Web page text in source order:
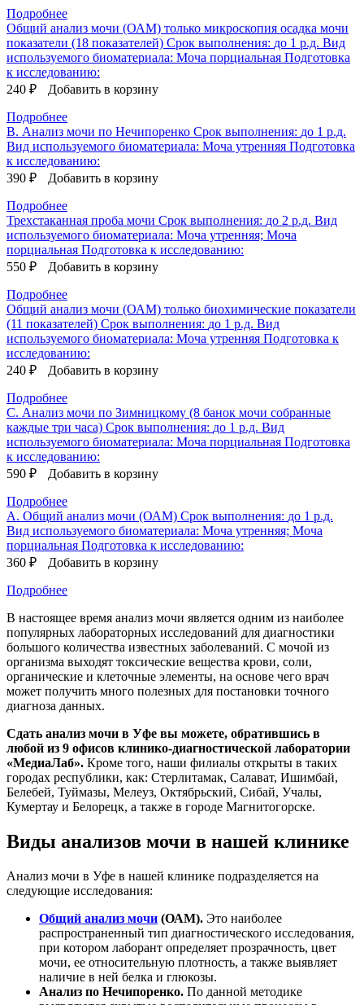
Подробнее
Общий анализ мочи (ОАМ) только микроскопия осадка мочи
показатели (18 показателей) Срок выполнения: до 1 р.д. Вид
используемого биоматериала: Моча порциальная Подготовка
к исследованию:
240 ₽
Добавить в корзину
Подробнее
B. Анализ мочи по Нечипоренко Срок выполнения: до 1 р.д.
Вид используемого биоматериала: Моча утренняя Подготовка
к исследованию:
390 ₽
Добавить в корзину
Подробнее
Трехстаканная проба мочи Срок выполнения: до 2 р.д. Вид
используемого биоматериала: Моча утренняя; Моча
порциальная Подготовка к исследованию:
550 ₽
Добавить в корзину
Подробнее
Общий анализ мочи (ОАМ) только биохимические показатели
(11 показателей) Срок выполнения: до 1 р.д. Вид
используемого биоматериала: Моча утренняя Подготовка к
исследованию:
240 ₽
Добавить в корзину
Подробнее
C. Анализ мочи по Зимницкому (8 банок мочи собранные
каждые три часа) Срок выполнения: до 1 р.д. Вид
используемого биоматериала: Моча порциальная Подготовка
к исследованию:
590 ₽
Добавить в корзину
Подробнее
A. Общий анализ мочи (ОАМ) Срок выполнения: до 1 р.д.
Вид используемого биоматериала: Моча утренняя; Моча
порциальная Подготовка к исследованию:
360 ₽
Добавить в корзину
Подробнее
В настоящее время анализ мочи является одним из наиболее
популярных лабораторных исследований для диагностики
большого количества известных заболеваний. С мочой из
организма выходят токсические вещества крови, соли,
органические и клеточные элементы, на основе чего врач
может получить много полезных для постановки точного
диагноза данных.
Сдать анализ мочи в Уфе вы можете, обратившись в
любой из 9 офисов клинико-диагностической лаборатории
«МедиаЛаб». Кроме того, наши филиалы открыты в таких
городах республики, как: Стерлитамак, Салават, Ишимбай,
Белебей, Туймазы, Мелеуз, Октябрьский, Сибай, Учалы,
Кумертау и Белорецк, а также в городе Магнитогорске.
Виды анализов мочи в нашей клинике
Анализ мочи в Уфе в нашей клинике подразделяется на
следующие исследования:
Общий анализ мочи (ОАМ). Это наиболее
распространенный тип диагностического исследования,
при котором лаборант определяет прозрачность, цвет
мочи, ее относительную плотность, а также выявляет
наличие в ней белка и глюкозы.
Анализ по Нечипоренко. По данной методике